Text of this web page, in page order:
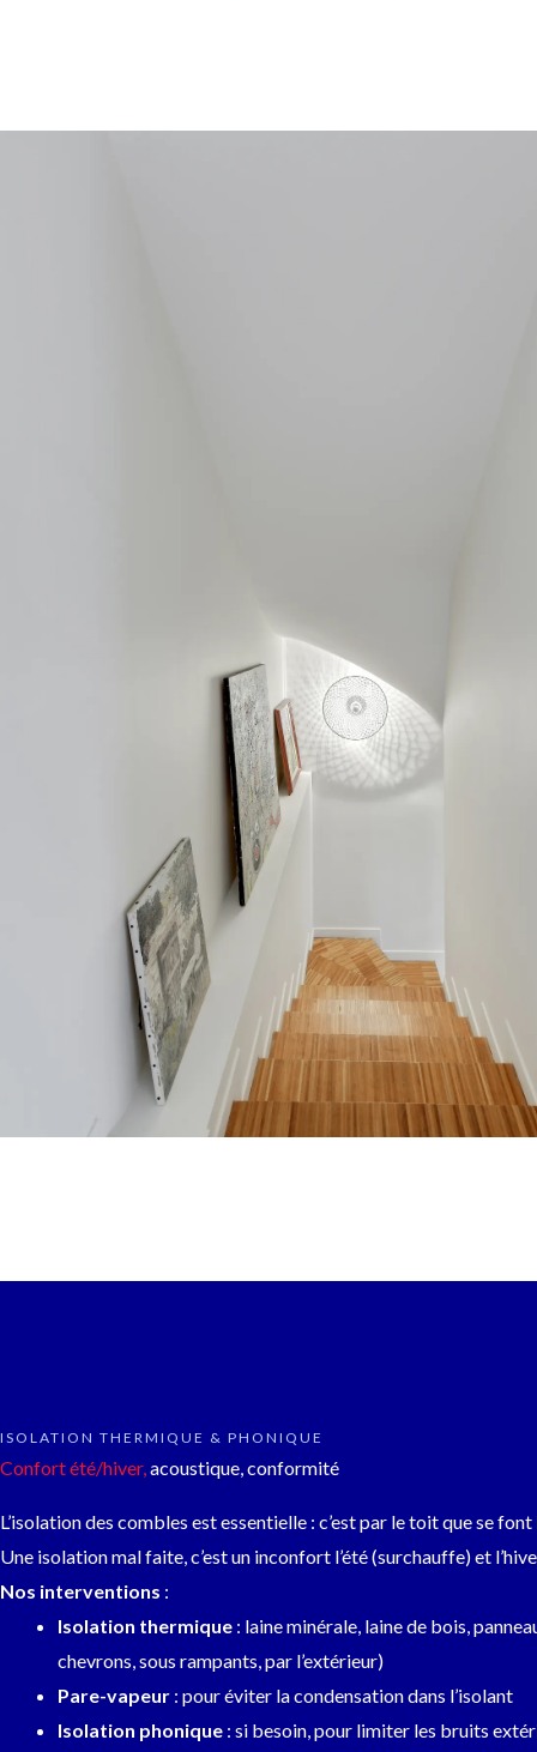
ISOLATION THERMIQUE & PHONIQUE
Confort été/hiver,acoustique, conformité
L’isolation des combles est essentielle : c’est par le toit que se
Une isolation mal faite, c’est un inconfort l’été (surchauffe) et
Nos interventions :
Isolation thermique : laine minérale, laine de bois,
chevrons, sous rampants, par l’extérieur)
Pare-vapeur : pour éviter la condensation dans l’isolant
Isolation phonique : si besoin, pour limiter les bruits